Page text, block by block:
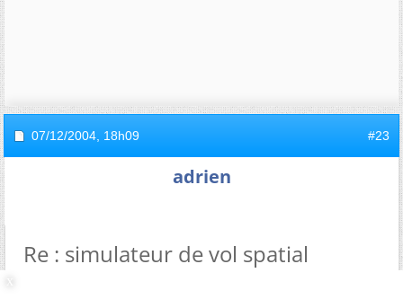
07/12/2004, 18h09 #23
adrien
Re : simulateur de vol spatial